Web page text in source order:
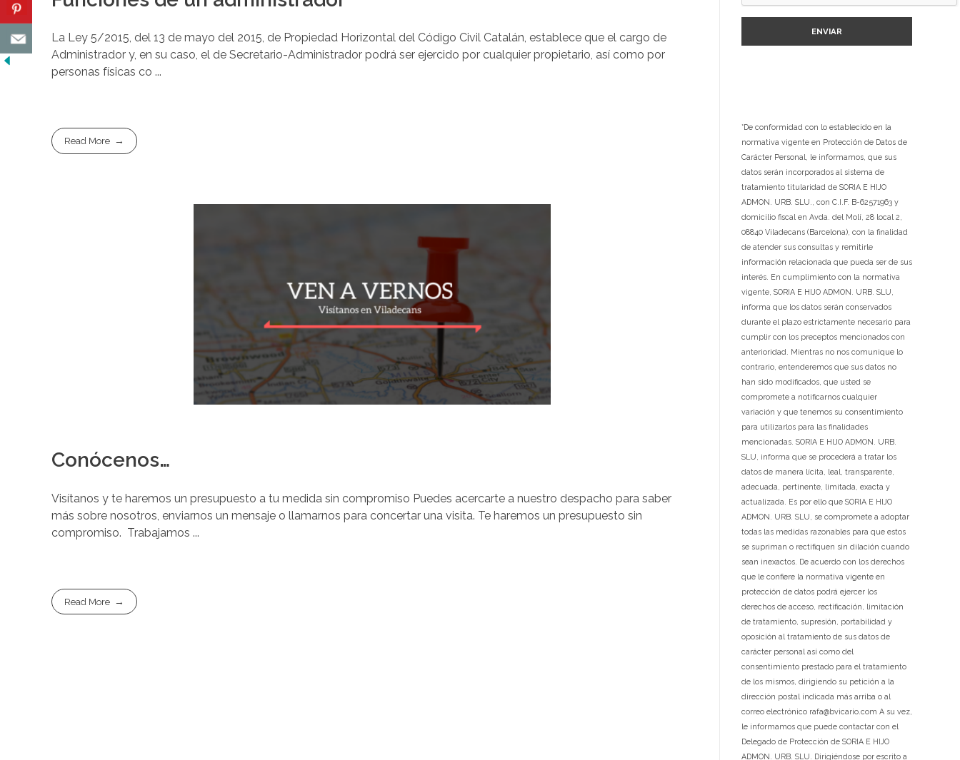
La Ley 5/2015, del 13 de mayo del 2015, de Propiedad Horizontal del Código Civil Catalán, establece que el cargo de
Administrador y, en su caso, el de Secretario-Administrador podrá ser ejercido por cualquier propietario, así como por
personas físicas co ...
Read More
Conócenos…
Visítanos y te haremos un presupuesto a tu medida sin compromiso Puedes acercarte a nuestro despacho para saber
más sobre nosotros, enviarnos un mensaje o llamarnos para concertar una visita. Te haremos un presupuesto sin
compromiso. Trabajamos ...
Read More
*De conformidad con lo establecido en la
normativa vigente en Protección de Datos de
Carácter Personal, le informamos, que sus
datos serán incorporados al sistema de
tratamiento titularidad de SORIA E HIJO
ADMON. URB. SLU., con C.I.F. B-62571963 y
domicilio fiscal en Avda. del Molí, 28 local 2,
08840 Viladecans (Barcelona), con la finalidad
de atender sus consultas y remitirle
información relacionada que pueda ser de sus
interés. En cumplimiento con la normativa
vigente, SORIA E HIJO ADMON. URB. SLU,
informa que los datos serán conservados
durante el plazo estrictamente necesario para
cumplir con los preceptos mencionados con
anterioridad. Mientras no nos comunique lo
contrario, entenderemos que sus datos no
han sido modificados, que usted se
compromete a notificarnos cualquier
variación y que tenemos su consentimiento
para utilizarlos para las finalidades
mencionadas. SORIA E HIJO ADMON. URB.
SLU, informa que se procederá a tratar los
datos de manera lícita, leal, transparente,
adecuada, pertinente, limitada, exacta y
actualizada. Es por ello que SORIA E HIJO
ADMON. URB. SLU, se compromete a adoptar
todas las medidas razonables para que estos
se supriman o rectifiquen sin dilación cuando
sean inexactos. De acuerdo con los derechos
que le confiere la normativa vigente en
protección de datos podrá ejercer los
derechos de acceso, rectificación, limitación
de tratamiento, supresión, portabilidad y
oposición al tratamiento de sus datos de
carácter personal así como del
consentimiento prestado para el tratamiento
de los mismos, dirigiendo su petición a la
dirección postal indicada más arriba o al
correo electrónico rafa@bvicario.com A su vez,
le informamos que puede contactar con el
Delegado de Protección de SORIA E HIJO
ADMON. URB. SLU. Dirigiéndose por escrito a